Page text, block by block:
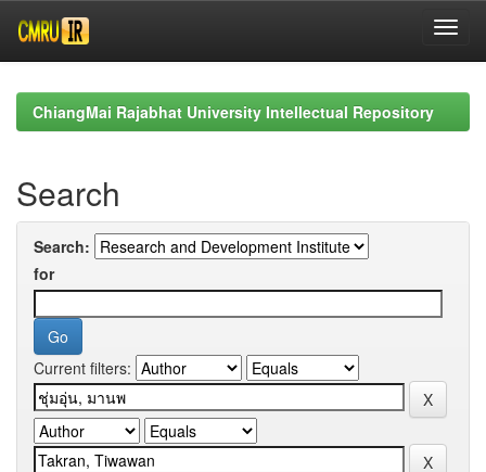
navigationChiangMai Rajabhat University Intellectual Repository
Search
Search:
for
Current filters: